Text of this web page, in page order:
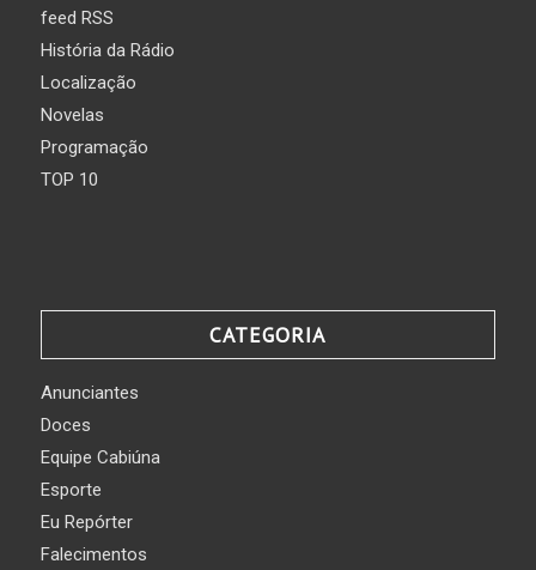
feed RSS
História da Rádio
Localização
Novelas
Programação
TOP 10
CATEGORIA
Anunciantes
Doces
Equipe Cabiúna
Esporte
Eu Repórter
Falecimentos